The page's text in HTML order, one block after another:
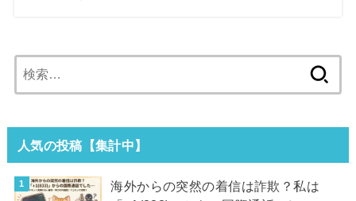
索:
人気の投稿【集計中】
海外からの突然の着信は詐欺？私は